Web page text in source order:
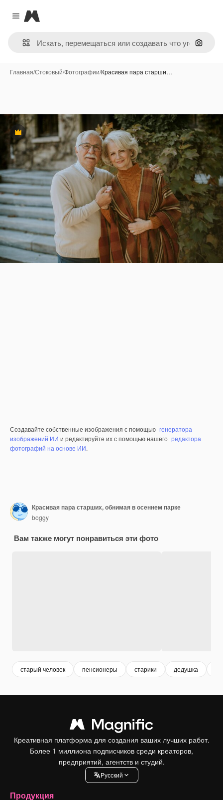
Close menu
Magnific
Поиск
Главная/Стоковый/Фотографии/Красивая пара старши…
Премиум
Создавайте собственные изображения с помощью генератора
изображений ИИ и редактируйте их с помощью нашего редактора
фотографий на основе ИИ.
Красивая пара старших, обнимая в осеннем парке
boggy
Вам также могут понравиться эти фото
старый человек пенсионеры старики дедушка
Креативная платформа для создания ваших лучших работ.
Более 1 миллиона подписчиков среди креаторов,
предприятий, агентств и студий.
Pусский
Продукция